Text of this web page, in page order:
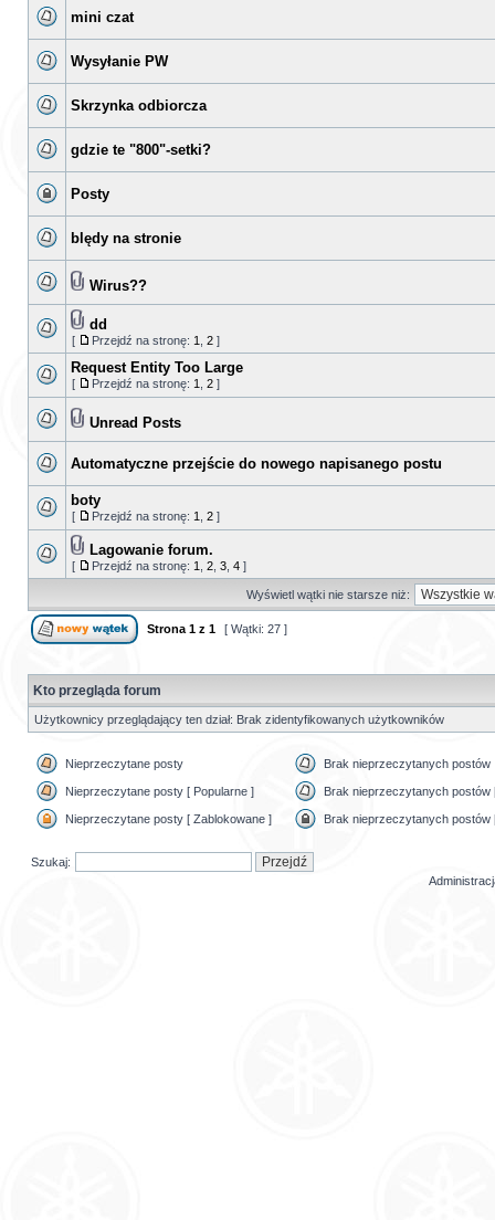
mini czat
Wysyłanie PW
Skrzynka odbiorcza
gdzie te "800"-setki?
Posty
blędy na stronie
Wirus??
dd
[ Przejdź na stronę: 1 2 ]
Request Entity Too Large
[ Przejdź na stronę: 1 2 ]
Unread Posts
Automatyczne przejście do nowego napisanego postu
boty
[ Przejdź na stronę: 1 2 ]
Lagowanie forum.
[ Przejdź na stronę: 1 2 3 4 ]
Wyświetl wątki nie starsze niż:
Strona 1 z 1 [ Wątki: 27 ]
Kto przegląda forum
Użytkownicy przeglądający ten dział: Brak zidentyfikowanych użytkowników
Nieprzeczytane posty Brak nieprzeczytanych postów
Nieprzeczytane posty [ Popularne ] Brak nieprzeczytanych postów
Nieprzeczytane posty [ Zablokowane ] Brak nieprzeczytanych postów
Szukaj: